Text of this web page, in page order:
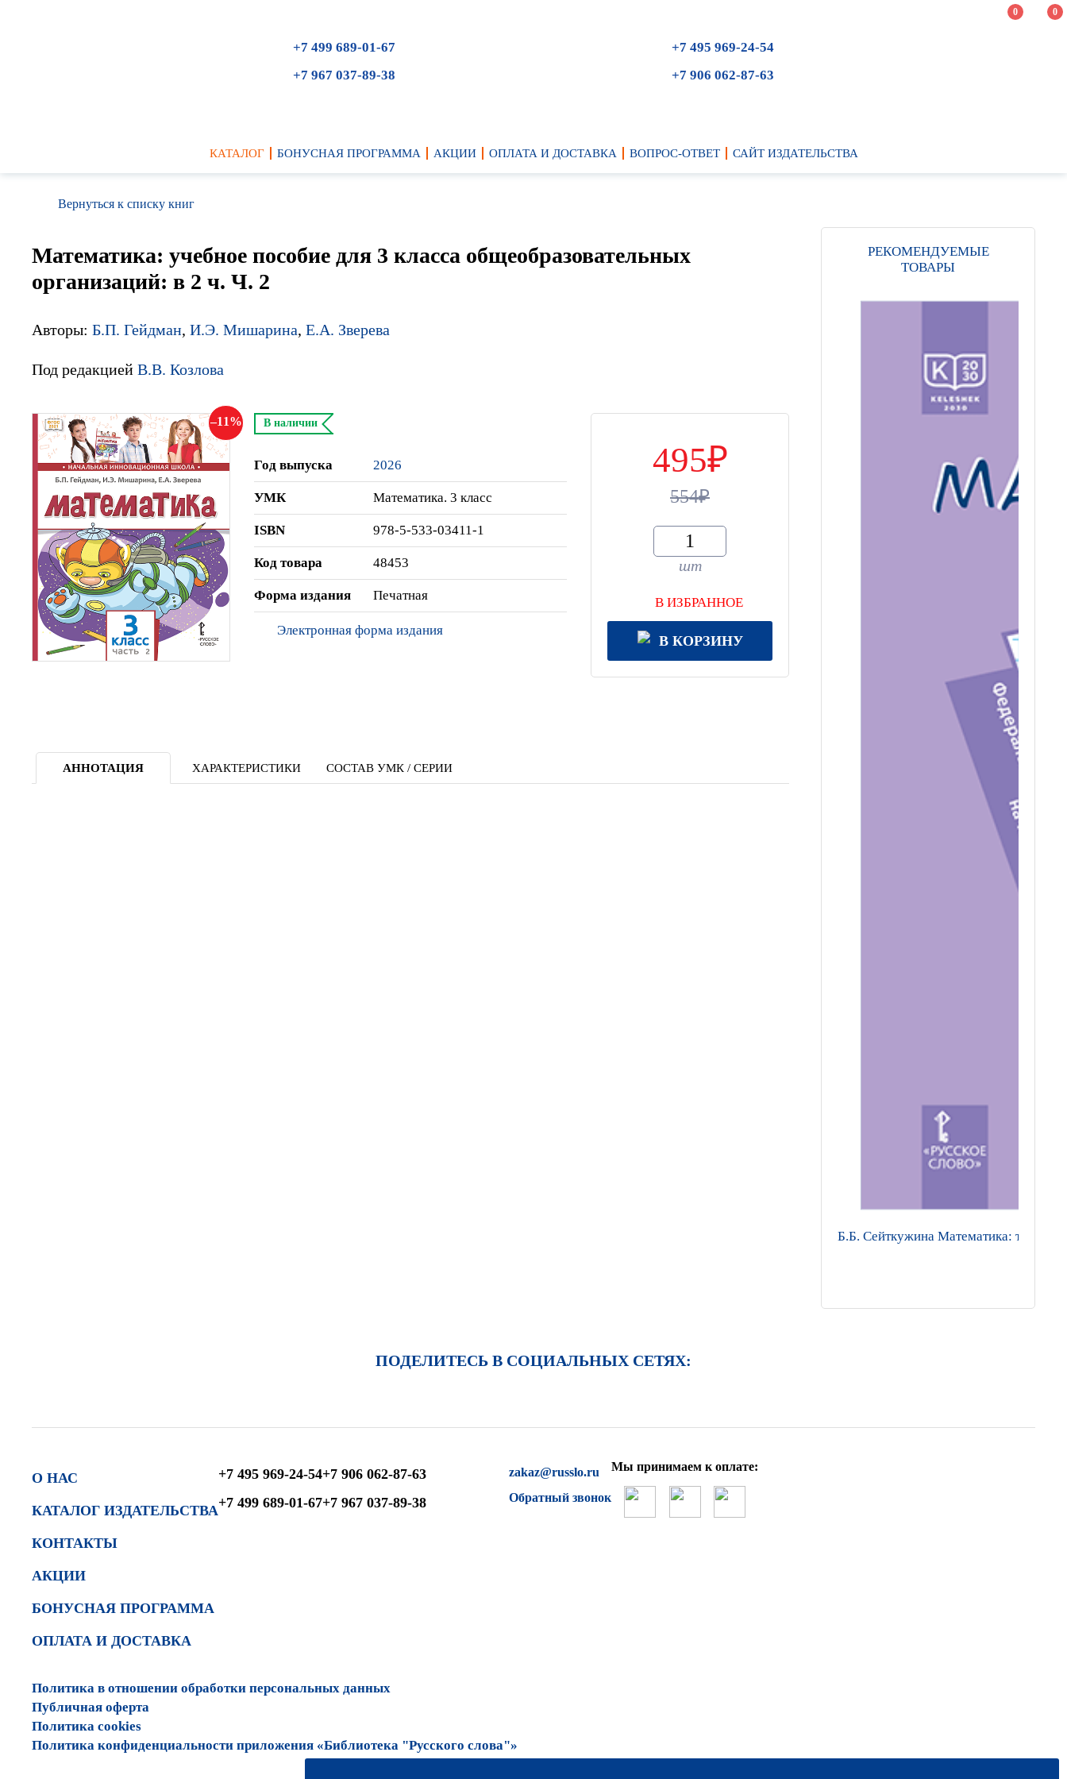
0 0
+7 499 689-01-67
+7 967 037-89-38
+7 495 969-24-54
+7 906 062-87-63
КАТАЛОГ БОНУСНАЯ ПРОГРАММА АКЦИИ ОПЛАТА И ДОСТАВКА ВОПРОС-ОТВЕТ САЙТ ИЗДАТЕЛЬСТВА
Вернуться к списку книг
Математика: учебное пособие для 3 класса общеобразовательных
организаций: в 2 ч. Ч. 2
Авторы: Б.П. Гейдман, И.Э. Мишарина, Е.А. Зверева
Под редакцией В.В. Козлова
11 В наличии
Год выпуска 2026
УМК Математика. 3 класс
ISBN 978-5-533-03411-1
Код товара 48453
Форма издания Печатная
Электронная форма издания
495
554
шт
В ИЗБРАННОЕ
В КОРЗИНУ
АННОТАЦИЯ ХАРАКТЕРИСТИКИ СОСТАВ УМК / СЕРИИ
РЕКОМЕНДУЕМЫЕ
ТОВАРЫ
Б.Б. Сейткужина Математика:
ПОДЕЛИТЕСЬ В СОЦИАЛЬНЫХ СЕТЯХ:
О НАС
КАТАЛОГ ИЗДАТЕЛЬСТВА
КОНТАКТЫ
АКЦИИ
БОНУСНАЯ ПРОГРАММА
ОПЛАТА И ДОСТАВКА
+7 495 969-24-54
+7 499 689-01-67
+7 906 062-87-63
+7 967 037-89-38
zakaz@russlo.ru
Обратный звонок
Мы принимаем к оплате:
Политика в отношении обработки персональных данных
Публичная оферта
Политика cookies
Политика конфиденциальности приложения «Библиотека "Русского слова"»